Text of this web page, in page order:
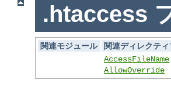
.htaccess
関連モジュール
関連ディレクティ
AccessFileName
AllowOverride